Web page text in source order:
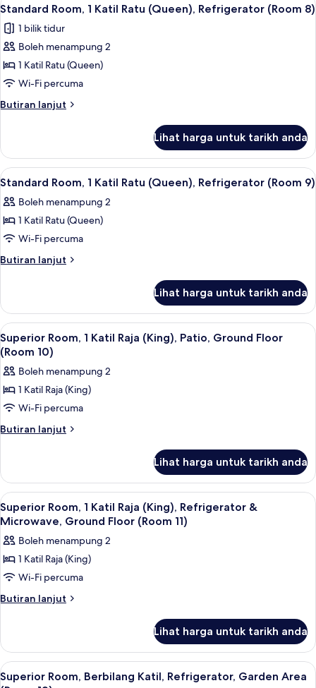
Floor
(Room
7)
Katil
(King),
Refrigerator,
Floor
(Room
semua
foto
untuk
Standard
Room,
1
Katil
(Queen),
Refrigerator
(Room
8)
4
Standard Room, 1 Katil Ratu (Queen), Refrigerator (Room 8)
1 bilik tidur
Boleh menampung 2
1 Katil Ratu (Queen)
Wi-Fi percuma
Butiran lanjut
Butiran
Room,
Katil
(Queen),
Refrigerator
8)
Lihat harga untuk tarikh anda
Lihat
semua
foto
untuk
Standard
Room,
Ratu
(Queen),
Refrigerator
(Room
9)
Standard Room, 1 Katil Ratu
3
Standard Room, 1 Katil Ratu (Queen), Refrigerator (Room 9)
Boleh menampung 2
1 Katil Ratu (Queen)
Wi-Fi percuma
Butiran lanjut
Butiran
Room,
Katil
Ratu
(Queen),
Refrigerator
(Room
Lihat harga untuk tarikh anda
Lihat
semua
foto
untuk
Superior
Room,
1
(King),
Patio,
Ground
Floor
(Room
10)
Superior Room, 1 Katil Raja (King),
7
Superior Room, 1 Katil Raja (King), Patio, Ground Floor
(Room 10)
Boleh menampung 2
1 Katil Raja (King)
Wi-Fi percuma
Butiran lanjut
Butiran
Room,
Katil
Raja
Patio,
Ground
(Room
10)
Lihat harga untuk tarikh anda
Lihat
semua
foto
untuk
Superior
Room,
1
(King),
Refrigerator
&
Superior Room, 1 Katil Raja (King),
8
Superior Room, 1 Katil Raja (King), Refrigerator &
Microwave, Ground Floor (Room 11)
Boleh menampung 2
1 Katil Raja (King)
Wi-Fi percuma
Butiran lanjut
Butiran
Room,
Katil
Lihat harga untuk tarikh anda
Lihat
Superior Room, Berbilang Katil,
5
Superior Room, Berbilang Katil, Refrigerator, Garden Area